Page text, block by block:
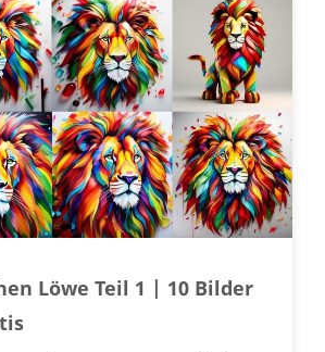
Löwe Teil 1 | 10 Bilder